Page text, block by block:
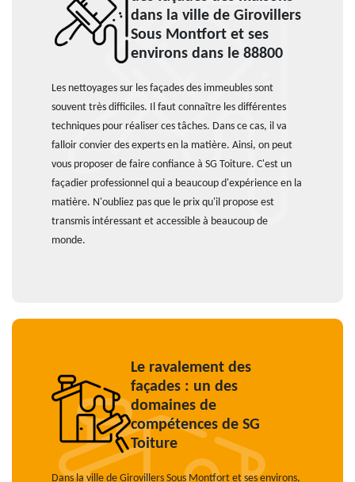
dans la ville de Girovillers
Sous Montfort et ses
environs dans le 88800
Les nettoyages sur les façades des immeubles sont
souvent très difficiles. Il faut connaître les différentes
techniques pour réaliser ces tâches. Dans ce cas, il va
falloir convier des experts en la matière. Ainsi, on peut
vous proposer de faire confiance à SG Toiture. C'est un
façadier professionnel qui a beaucoup d'expérience en la
matière. N'oubliez pas que le prix qu'il propose est
transmis intéressant et accessible à beaucoup de
monde.
Le ravalement des
façades : un des
domaines de
compétences de SG
Toiture
Dans la ville de Girovillers Sous Montfort et ses environs,